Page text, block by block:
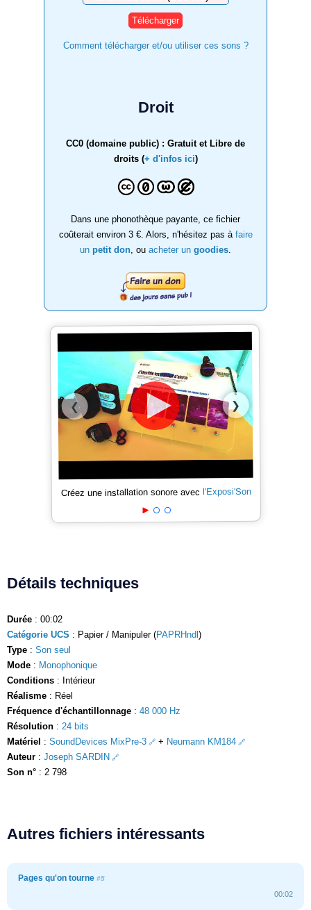
Comment télécharger et/ou utiliser ces sons ?
Droit
CC0 (domaine public) : Gratuit et Libre de
droits (+ d'infos ici)
Dans une phonothèque payante, ce fichier
coûterait environ 3 €. Alors, n'hésitez pas à faire
un petit don , ou acheter un goodies
❮ ❯
Créez une installation sonore avec l'Exposi'Son
Détails techniques
Durée : 00:02
Catégorie UCS : Papier / Manipuler (PAPRHndl )
Type : Son seul
Mode : Monophonique
Conditions : Intérieur
Réalisme : Réel
Fréquence d'échantillonnage : 48 000 Hz
Résolution : 24 bits
Matériel : SoundDevices MixPre-3 + Neumann KM184
Auteur : Joseph SARDIN
Son n° : 2 798
Autres fichiers intéressants
Pages qu'on tourne #5
00:02